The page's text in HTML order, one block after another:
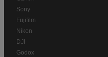
Sony
Fujifilm
Nikon
DJI
Godox